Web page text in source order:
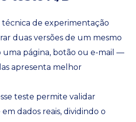
de experimentação
duas versões de um mesmo
página, botão ou e-mail —
apresenta melhor
teste permite validar
dados reais, dividindo o